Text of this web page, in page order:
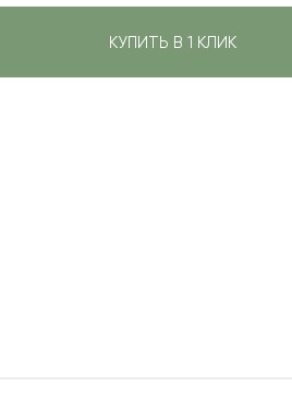
КУПИТЬ В 1 КЛИК